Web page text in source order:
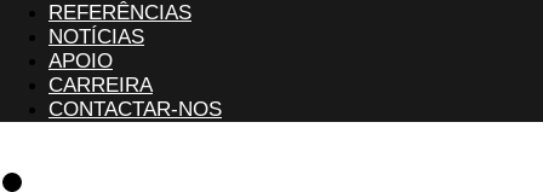
REFERÊNCIAS
NOTÍCIAS
APOIO
CARREIRA
CONTACTAR-NOS